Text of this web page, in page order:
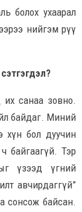
болох ухаарал
нийгэм рүү
сэтгэгдэл?
их санаа зовно.
байдаг. Миний
хүн бол дуучин
байгаагүй. Тэр
үзээд үгний
авчирдаггүй”
сонсож байсан.